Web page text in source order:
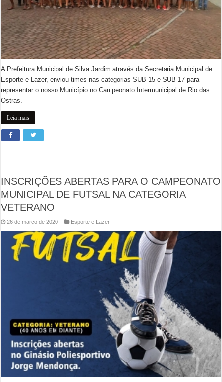
A Prefeitura Municipal de Silva Jardim através da Secretaria Municipal de
Esporte e Lazer, enviou times nas categorias SUB 15 e SUB 17 para
representar o nosso Município no Campeonato Intermunicipal de Rio das
Ostras.
Leia mais
INSCRIÇÕES ABERTAS PARA O CAMPEONATO
MUNICIPAL DE FUTSAL NA CATEGORIA
VETERANO
26 de março de 2020 Esporte e Lazer